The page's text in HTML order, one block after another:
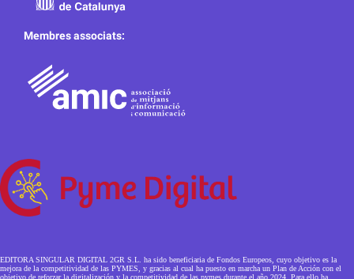
Membres associats:
EDITORA SINGULAR DIGITAL 2GR S.L. ha sido beneficiaria de Fondos Europeos, cuyo objetivo es la
mejora de la competitividad de las PYMES, y gracias al cual ha puesto en marcha un Plan de Acción con el